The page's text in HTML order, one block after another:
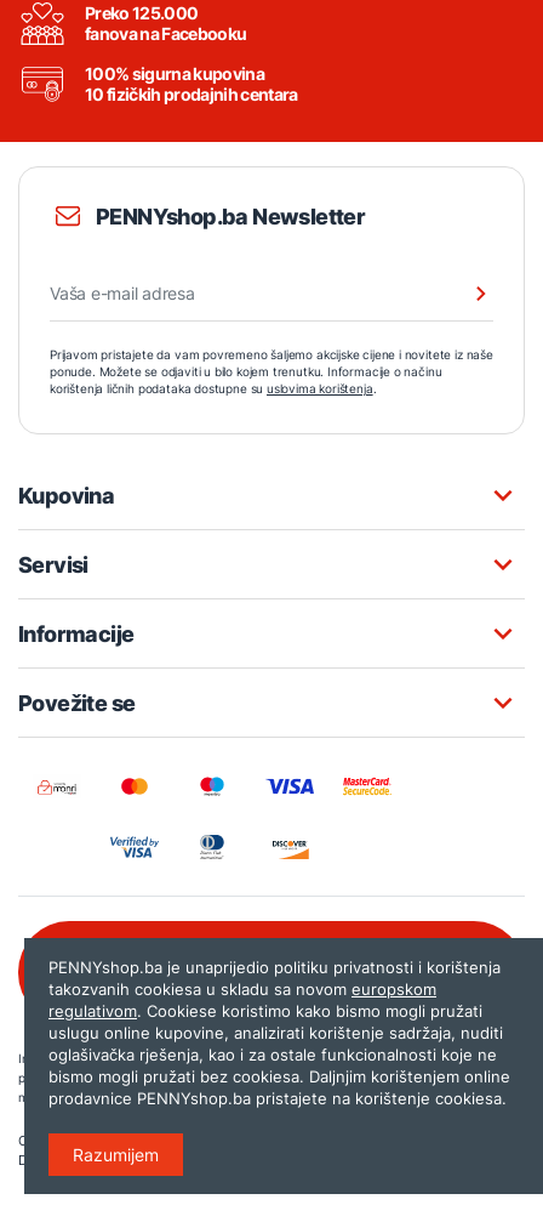
Preko 125.000
fanova na Facebooku
100% sigurna kupovina
10 fizičkih prodajnih centara
PENNYshop.ba Newsletter
Prijavom pristajete da vam povremeno šaljemo akcijske cijene i novitete iz naše
ponude. Možete se odjaviti u bilo kojem trenutku. Informacije o načinu
korištenja ličnih podataka dostupne su uslovima korištenja.
Kupovina
Servisi
Informacije
Povežite se
080 020 261
Internet trgovina PENNYshop.ba nastoji objavljivati samo provjerene i pravilne
podatke. Ako na našoj stranici otkrijete neistinite, odnosno neadekvatne informacije,
molimo vas da nam to javite nashop@pennyplus.com .
Copyright © 2026.
Dizajn i programiranje:
PENNYshop.ba je unaprijedio politiku privatnosti i korištenja
takozvanih cookiesa u skladu sa novom europskom
regulativom. Cookiese koristimo kako bismo mogli pružati
uslugu online kupovine, analizirati korištenje sadržaja, nuditi
oglašivačka rješenja, kao i za ostale funkcionalnosti koje ne
bismo mogli pružati bez cookiesa. Daljnjim korištenjem online
prodavnice PENNYshop.ba pristajete na korištenje cookiesa.
Razumijem